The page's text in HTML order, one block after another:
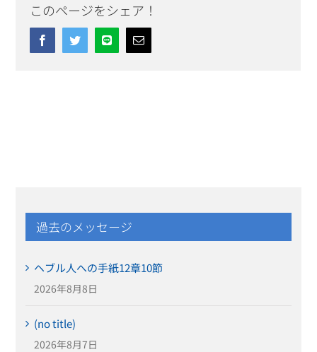
このページをシェア！
FacebookTwitterLine Email
過去のメッセージ
ヘブル人への手紙12章10節
2026年8月8日
(no title)
2026年8月7日